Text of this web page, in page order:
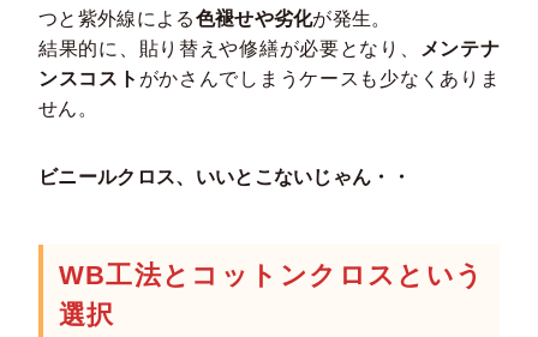
つと紫外線による色褪せや劣化が発生。
結果的に、貼り替えや修繕が必要となり、
メンテナ
ンスコスト がかさんでしまうケースも少なくありま
せん。
ビニールクロス、いいとこないじゃん・・
WB工法とコットンクロスという
選択